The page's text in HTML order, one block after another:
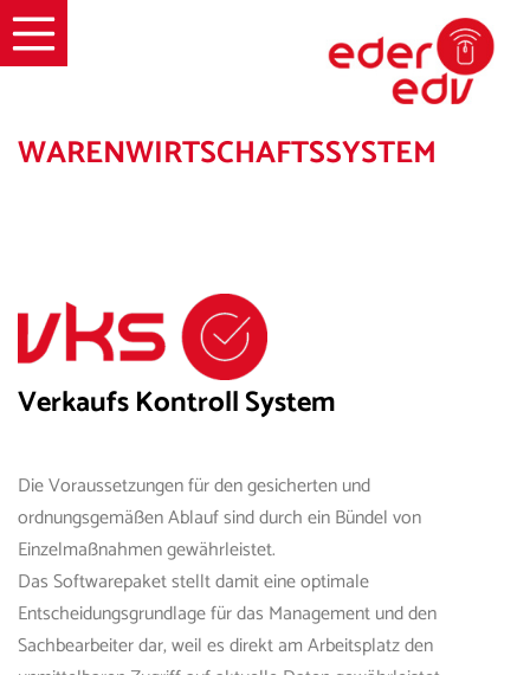
☰
WARENWIRTSCHAFTSSYSTEM
Verkaufs Kontroll System
Die Voraussetzungen für den gesicherten und
ordnungsgemäßen Ablauf sind durch ein Bündel von
Einzelmaßnahmen gewährleistet.
Das Softwarepaket stellt damit eine optimale
Entscheidungsgrundlage für das Management und den
Sachbearbeiter dar, weil es direkt am Arbeitsplatz den